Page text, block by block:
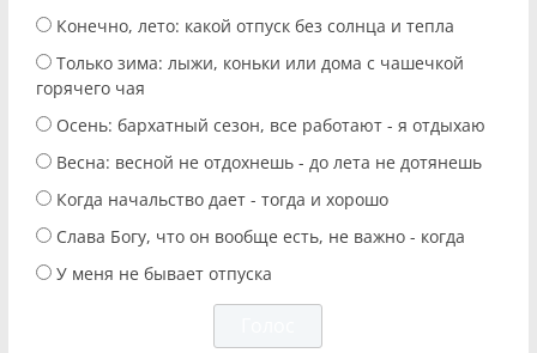
Конечно, лето: какой отпуск без солнца и тепла
Только зима: лыжи, коньки или дома с чашечкой
горячего чая
Осень: бархатный сезон, все работают - я отдыхаю
Весна: весной не отдохнешь - до лета не дотянешь
Когда начальство дает - тогда и хорошо
Слава Богу, что он вообще есть, не важно - когда
У меня не бывает отпуска